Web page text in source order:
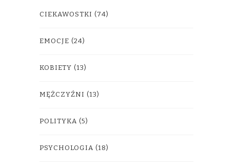
CIEKAWOSTKI (74)
EMOCJE (24)
KOBIETY (13)
MĘŻCZYŹNI (13)
POLITYKA (5)
PSYCHOLOGIA (18)